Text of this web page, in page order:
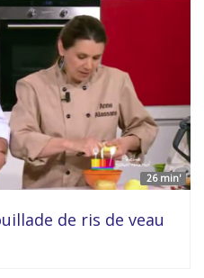
26 min'
de ris de veau